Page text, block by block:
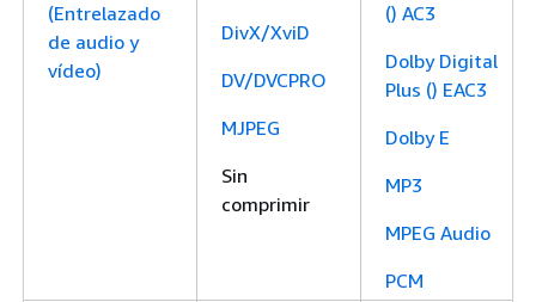
(Entrelazado
de audio y
vídeo)
DivX/XviD
DV/DVCPRO
MJPEG
Sin
comprimir
() AC3
Dolby Digital
Plus () EAC3
Dolby E
MP3
MPEG Audio
PCM